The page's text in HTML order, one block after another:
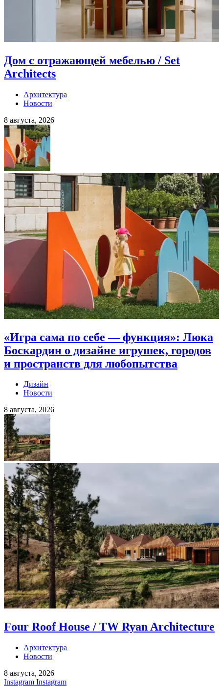
Дом с отражающей мебелью / Set
Architects
Архитектура
Новости
8 августа, 2026
«Игра сама по себе — функция»: Люка
Боскардин о дизайне игрушек, городов
и пространств для любопытства
Дизайн
Новости
8 августа, 2026
Four Roof House / TW Ryan Architecture
Архитектура
Новости
8 августа, 2026
Instagram Instagram